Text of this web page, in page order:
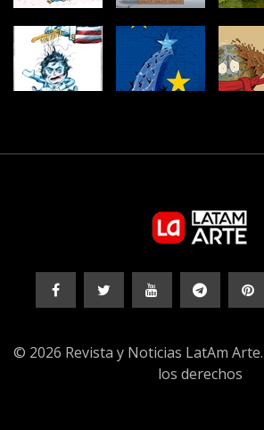
© 2026 Revista y Noticias LatAm
los derechos